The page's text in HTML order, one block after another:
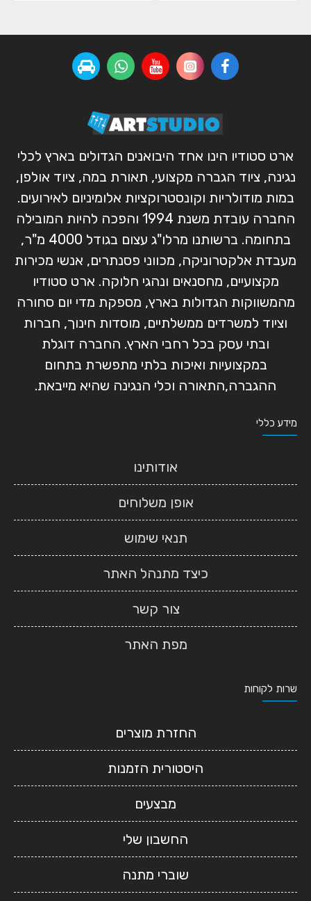
ארט סטודיו הינו אחד היבואנים הגדולים בארץ לכלי
נגינה, ציוד הגברה מקצועי, תאורת במה, ציוד אולפן,
במות מודולריות וקונסטרוקציות אלומיניום לאירועים.
החברה עובדת משנת 1994 והפכה להיות המובילה
בתחומה. ברשותנו מרלו"ג עצום בגודל 4000 מ"ר,
מעבדת אלקטרוניקה, מכווני פסנתרים, אנשי מכירות
מקצועיים, מחסנאים ונהגי חלוקה. ארט סטודיו
מהמשווקות הגדולות בארץ, מספקת מדי יום סחורה
וציוד למשרדים ממשלתיים, מוסדות חינוך, חברות
ובתי עסק בכל רחבי הארץ. החברה דוגלת
במקצועיות ואיכות בלתי מתפשרת בתחום
ההגברה,התאורה וכלי הנגינה שהיא מייבאת.
מידע כללי
אודותינו
אופן משלוחים
תנאי שימוש
כיצד מתנהל האתר
צור קשר
מפת האתר
שרות לקוחות
החזרת מוצרים
היסטורית הזמנות
מבצעים
החשבון שלי
שוברי מתנה